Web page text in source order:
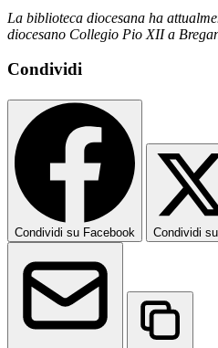
La biblioteca diocesana ha
diocesano Collegio Pio XII a
Condividi
Condividi su Facebook Condividi